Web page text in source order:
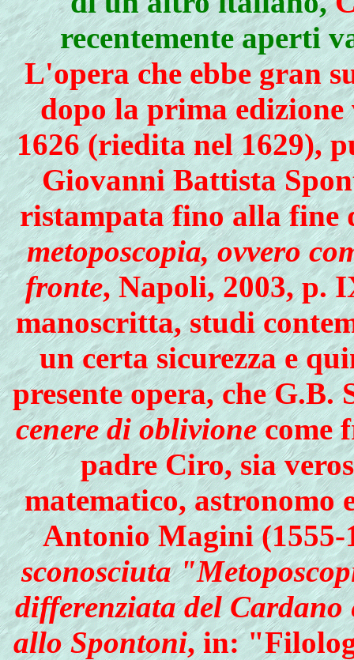
recentemente aperti
L'opera che ebbe gran
dopo la prima edizione
1626 (riedita nel 1629),
Giovanni Battista
ristampata fino alla fine
metoposcopia, ovvero
fronte, Napoli, 2003, p.
manoscritta, studi
un certa sicurezza e
presente opera, che
cenere di oblivionecome
padre Ciro, sia
matematico, astronomo
Antonio Magini
sconosciuta
differenziata del
allo Spontoni, in: